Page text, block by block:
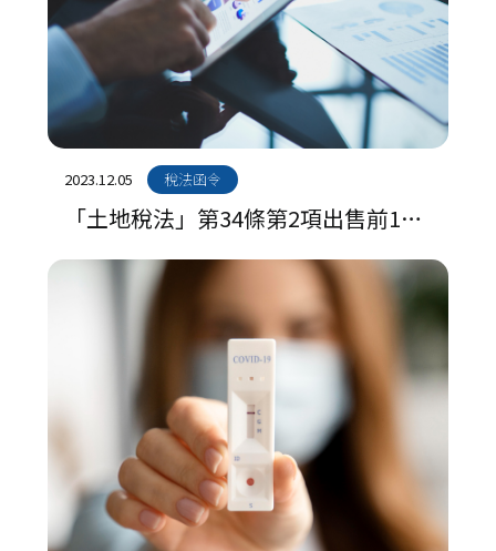
2023.12.05 稅法函令
「土地稅法」第34條第2項出售前1年
內、同條第5項第5款出售前5年內期
間之計算，及拆除改建中出售之土地
適用自用住宅用地稅率課徵土地增值
稅有無於該地辦竣戶籍登記之認定基